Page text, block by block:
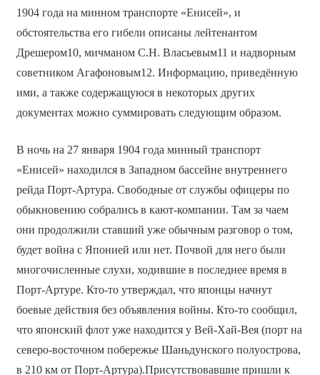
1904 года на минном транспорте «Енисей», и
обстоятельства его гибели описаны лейтенантом
Дрешером10, мичманом С.Н. Власьевым11 и надворным
советником Агафоновым12. Информацию, приведённую
ими, а также содержащуюся в некоторых других
документах можно суммировать следующим образом.
В ночь на 27 января 1904 года минный транспорт
«Енисей» находился в Западном бассейне внутреннего
рейда Порт-Артура. Свободные от службы офицеры по
обыкновению собрались в кают-компании. Там за чаем
они продолжили ставший уже обычным разговор о том,
будет война с Японией или нет. Почвой для него были
многочисленные слухи, ходившие в последнее время в
Порт-Артуре. Кто-то утверждал, что японцы начнут
боевые действия без объявления войны. Кто-то сообщил,
что японский флот уже находится у Вей-Хай-Вея (порт на
северо-восточном побережье Шаньдунского полуострова,
в 210 км от Порт-Артура).Присутствовавшие пришли к